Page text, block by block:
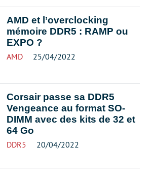
AMD et l’overclocking
mémoire DDR5 : RAMP ou
EXPO ?
AMD 25/04/2022
Corsair passe sa DDR5
Vengeance au format SO-
DIMM avec des kits de 32 et
64 Go
DDR5 20/04/2022